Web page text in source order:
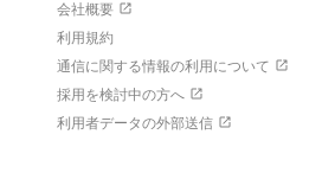
会社概要
利用規約
通信に関する情報の利用について
採用を検討中の方へ
利用者データの外部送信